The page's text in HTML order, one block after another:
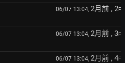
06/07 13:04, 2月前 , 2F
06/07 13:04, 2月前 , 3F
06/07 13:04, 2月前 , 4F